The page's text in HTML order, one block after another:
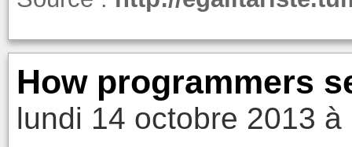
How programmers
lundi 14 octobre 2013 à